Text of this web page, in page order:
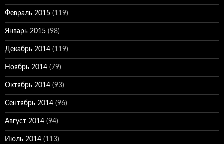
Февраль 2015 (119)
Январь 2015 (98)
Декабрь 2014 (119)
Ноябрь 2014 (79)
Октябрь 2014 (93)
Сентябрь 2014 (96)
Август 2014 (94)
Июль 2014 (113)